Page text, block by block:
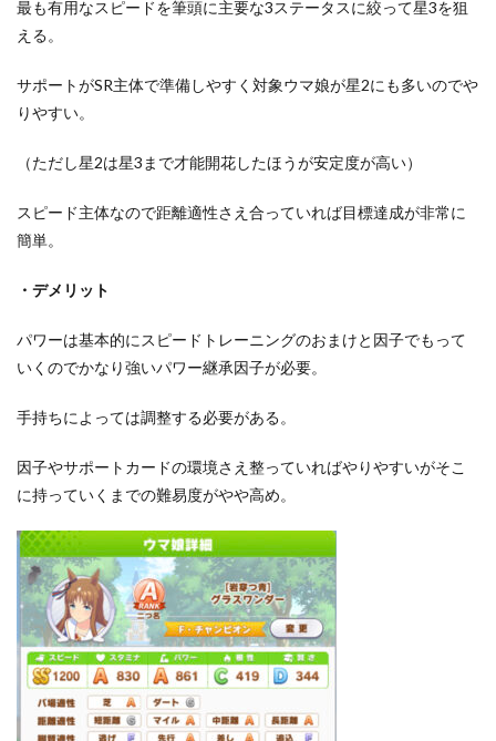
最も有用なスピードを筆頭に主要な3ステータスに絞って星3を狙
える。
サポートがSR主体で準備しやすく対象ウマ娘が星2にも多いのでや
りやすい。
（ただし星2は星3まで才能開花したほうが安定度が高い）
スピード主体なので距離適性さえ合っていれば目標達成が非常に
簡単。
・デメリット
パワーは基本的にスピードトレーニングのおまけと因子でもって
いくのでかなり強いパワー継承因子が必要。
手持ちによっては調整する必要がある。
因子やサポートカードの環境さえ整っていればやりやすいがそこ
に持っていくまでの難易度がやや高め。